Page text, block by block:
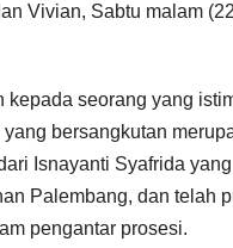
Vivian, Sabtu malam
kepada seorang yang
bersangkutan
Isnayanti Syafrida
Palembang, dan telah
pengantar prosesi.